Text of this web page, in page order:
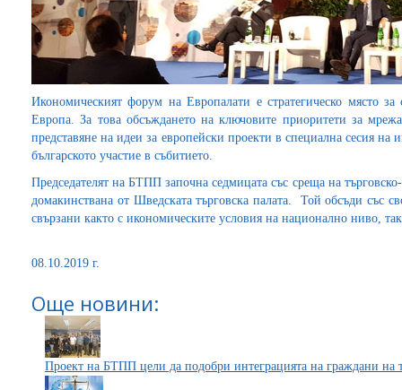
Икономическият форум на Европалати е стратегическо място
Европа. За това обсъждането на ключовите приоритети за
представяне на идеи за европейски проекти в специална сесия на
българското участие в събитието.
Председателят на БТПП започна седмицата със среща на
домакинствана от Шведската търговска палата. Той обсъди със
свързани както с икономическите условия на национално ниво,
08.10.2019 г.
Още новини:
Проект на БТПП цели да подобри интеграцията на граждани на